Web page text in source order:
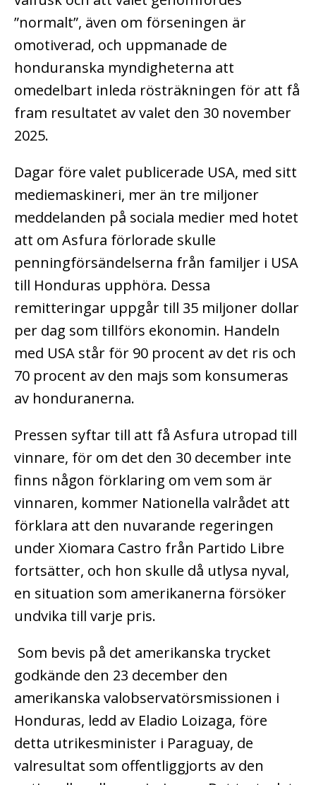
”normalt”, även om förseningen är
omotiverad, och uppmanade de
honduranska myndigheterna att
omedelbart inleda rösträkningen för att få
fram resultatet av valet den 30 november
2025.
Dagar före valet publicerade USA, med sitt
mediemaskineri, mer än tre miljoner
meddelanden på sociala medier med hotet
att om Asfura förlorade skulle
penningförsändelserna från familjer i USA
till Honduras upphöra. Dessa
remitteringar uppgår till 35 miljoner dollar
per dag som tillförs ekonomin. Handeln
med USA står för 90 procent av det ris och
70 procent av den majs som konsumeras
av honduranerna.
Pressen syftar till att få Asfura utropad till
vinnare, för om det den 30 december inte
finns någon förklaring om vem som är
vinnaren, kommer Nationella valrådet att
förklara att den nuvarande regeringen
under Xiomara Castro från Partido Libre
fortsätter, och hon skulle då utlysa nyval,
en situation som amerikanerna försöker
undvika till varje pris.
Som bevis på det amerikanska trycket
godkände den 23 december den
amerikanska valobservatörsmissionen i
Honduras, ledd av Eladio Loizaga, före
detta utrikesminister i Paraguay, de
valresultat som offentliggjorts av den